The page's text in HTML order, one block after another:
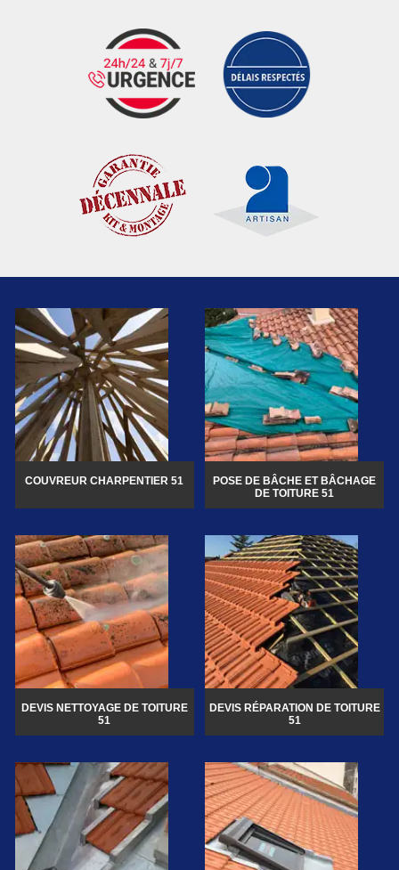
COUVREUR CHARPENTIER 51
POSE DE BÂCHE ET BÂCHAGE
DE TOITURE 51
DEVIS NETTOYAGE DE TOITURE
51
DEVIS RÉPARATION DE TOITURE
51